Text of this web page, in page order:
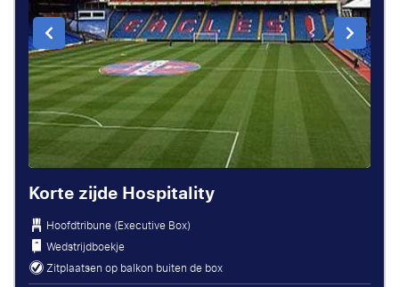
Korte zijde Hospitality
Hoofdtribune (Executive Box)
Wedstrijdboekje
Zitplaatsen op balkon buiten de box